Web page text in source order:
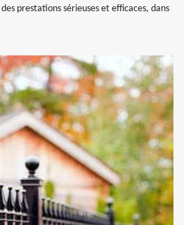
prestations sérieuses et efficaces, dans